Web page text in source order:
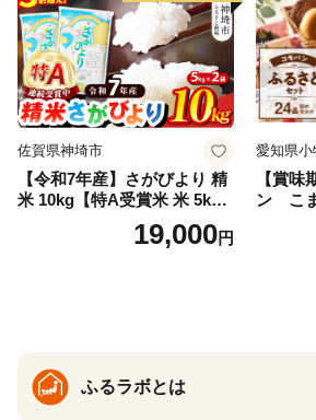
佐賀県神埼市
【令和7年産】さがびより 精
米 10kg【特A受賞米 米 5kg×
2袋 お米 コメ こめ 国産 美味
しい ブランド米 人気 ランキ
19,000円
愛知県小
【賞味
ン こ
（24
保存食
ふるラボとは